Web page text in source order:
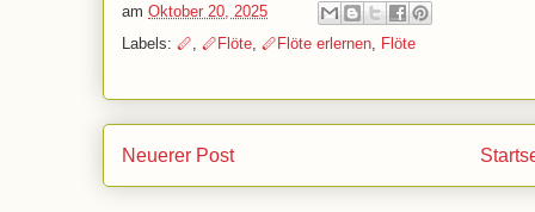
am Oktober 20, 2025
Labels: 🪈 🪈Flöte 🪈Flöte erlernen Flöte
Neuerer Post